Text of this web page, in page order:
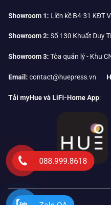
Showroom 1: Liền kề B4-31 KĐT
Showroom 2: Số 130 Khuất Duy
Showroom 3: Tòa quản lý - Khu
Email: contact@huepress.vn
Tải myHue và LiFi-Home App:
088.999.8618